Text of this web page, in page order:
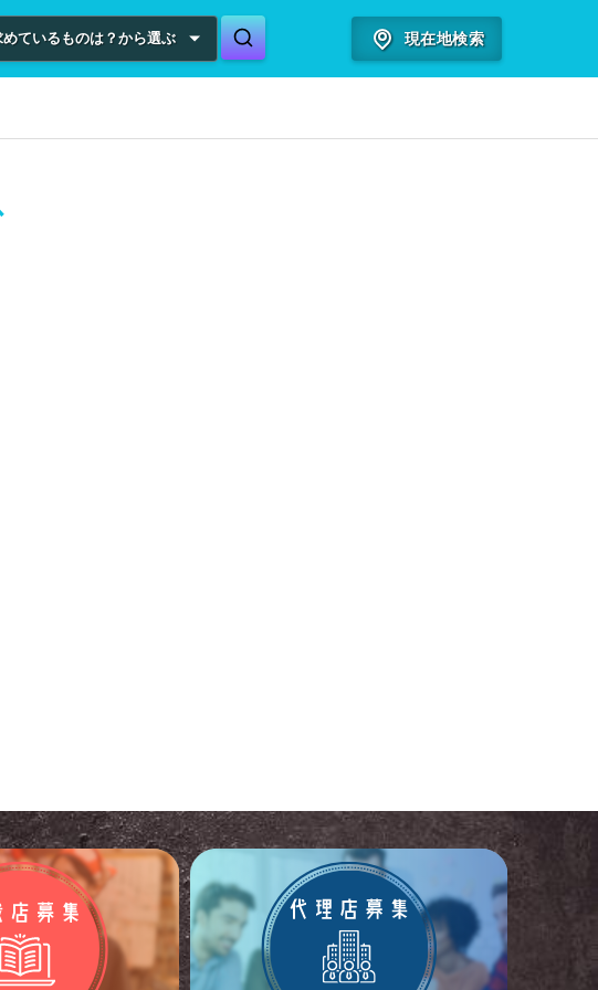
めているものは？から選ぶ 現在地検索